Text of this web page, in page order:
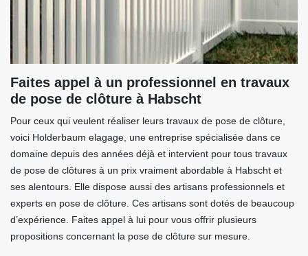
Faites appel à un professionnel en travaux
de pose de clôture à Habscht
Pour ceux qui veulent réaliser leurs travaux de pose de clôture,
voici Holderbaum elagage, une entreprise spécialisée dans ce
domaine depuis des années déjà et intervient pour tous travaux
de pose de clôtures à un prix vraiment abordable à Habscht et
ses alentours. Elle dispose aussi des artisans professionnels et
experts en pose de clôture. Ces artisans sont dotés de beaucoup
d’expérience. Faites appel à lui pour vous offrir plusieurs
propositions concernant la pose de clôture sur mesure.